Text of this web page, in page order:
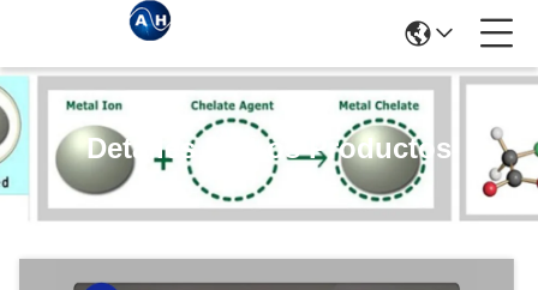
Detalles De Los Productos